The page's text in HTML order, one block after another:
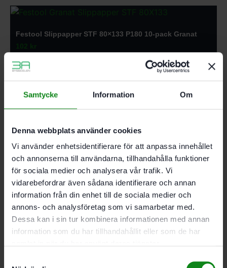
Samtycke Information Om
Denna webbplats använder cookies
Vi använder enhetsidentifierare för att anpassa innehållet
och annonserna till användarna, tillhandahålla funktioner
för sociala medier och analysera vår trafik. Vi
vidarebefordrar även sådana identifierare och annan
information från din enhet till de sociala medier och
annons- och analysföretag som vi samarbetar med.
Dessa kan i sin tur kombinera informationen med annan
information som du har tillhandahållit eller som de har
Festool Slippapper STF 80×133 P180 10-pack Granat
102 kr
Lägg till i varukorg
Festool Slippapper STF 80×133 P180 100-pack Granat
621kr
Lägg till i varukorg
Festool Slippapper STF 80×133 P220 GR 100-pack